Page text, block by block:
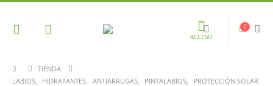
ACCESO
TIENDA
LABIOS, HIDRATANTES, ANTIARRUGAS, PINTALABIOS, PROTECCIÓN SOLAR